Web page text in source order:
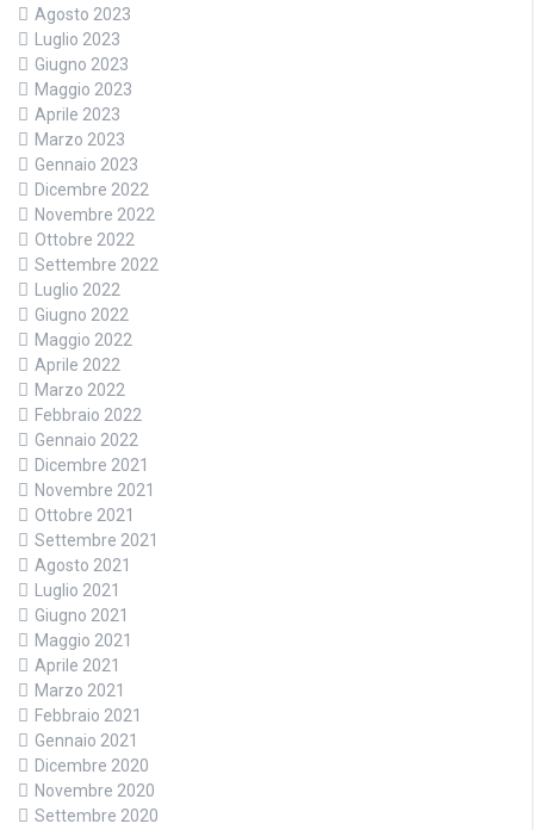
Agosto 2023
Luglio 2023
Giugno 2023
Maggio 2023
Aprile 2023
Marzo 2023
Gennaio 2023
Dicembre 2022
Novembre 2022
Ottobre 2022
Settembre 2022
Luglio 2022
Giugno 2022
Maggio 2022
Aprile 2022
Marzo 2022
Febbraio 2022
Gennaio 2022
Dicembre 2021
Novembre 2021
Ottobre 2021
Settembre 2021
Agosto 2021
Luglio 2021
Giugno 2021
Maggio 2021
Aprile 2021
Marzo 2021
Febbraio 2021
Gennaio 2021
Dicembre 2020
Novembre 2020
Settembre 2020